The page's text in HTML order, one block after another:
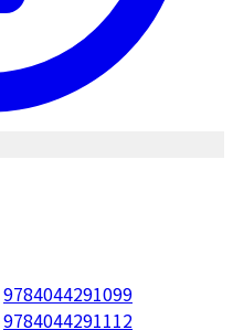
9784044291099
9784044291112